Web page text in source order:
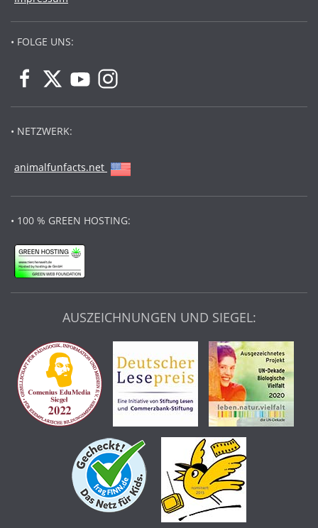
• FOLGE UNS:
• NETZWERK:
animalfunfacts.net
• 100 % GREEN HOSTING:
AUSZEICHNUNGEN UND SIEGEL: